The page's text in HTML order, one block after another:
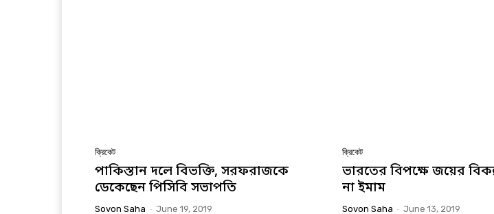
ক্রিকেট
পাকিস্তান দলে বিভক্তি, সরফরাজকে
ডেকেছেন পিসিবি সভাপতি
Sovon Saha - June 19, 2019
ক্রিকেট
ভারতের বিপক্ষে জয়ের
না ইমাম
Sovon Saha - June 13, 2019